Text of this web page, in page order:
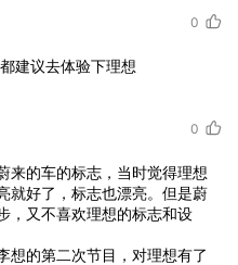
0
都建议去体验下理想
0
来的车的标志，当时觉得理想
就好了，标志也漂亮。但是蔚
，又不喜欢理想的标志和设
想的第二次节目，对理想有了